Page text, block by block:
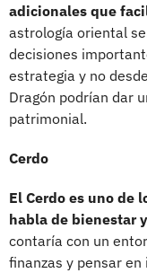
adicionales que
astrología oriental
decisiones
estrategia y no
Dragón podrían dar
patrimonial.
Cerdo
El Cerdo es uno de
habla de bienestar
contaría con un
finanzas y pensar en